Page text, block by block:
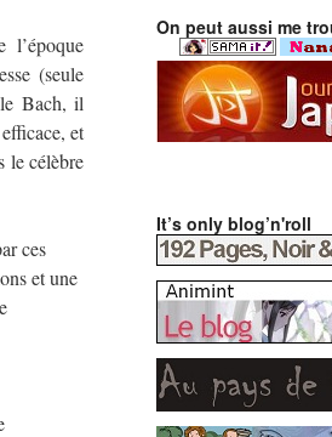
(seule
Bach, il
et
le célèbre
ces
et une
On peut aussi me
It’s only blog’n'roll